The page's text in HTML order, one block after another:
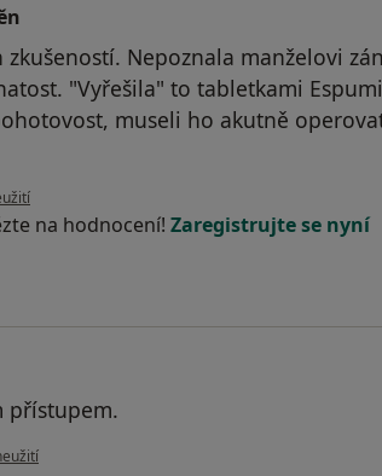
zkušeností. Nepoznala manželovi
"Vyřešila" to tabletkami
museli ho akutně
uživatele Váš účet byl odstraněn
na hodnocení! Zaregistrujte se nyní
přístupem.
uživatele Pacient